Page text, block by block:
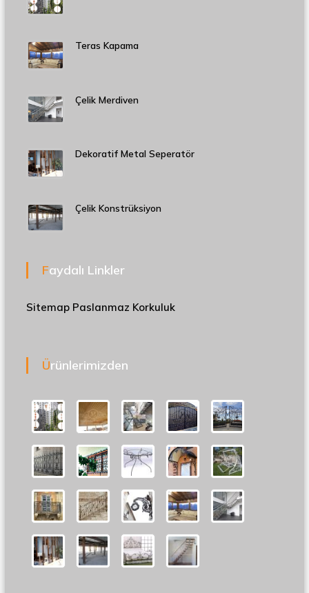
Teras Kapama
Çelik Merdiven
Dekoratif Metal Seperatör
Çelik Konstrüksiyon
Faydalı Linkler
Sitemap Paslanmaz Korkuluk
Ürünlerimizden